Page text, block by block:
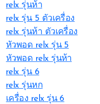
relx รุ่นห้า
relx รุ่น 5 ตัวเครื่อง
relx รุ่นห้า ตัวเครื่อง
หัวพอด relx รุ่น 5
หัวพอด relx รุ่นห้า
relx รุ่น 6
relx รุ่นหก
เครื่อง relx รุ่น 6